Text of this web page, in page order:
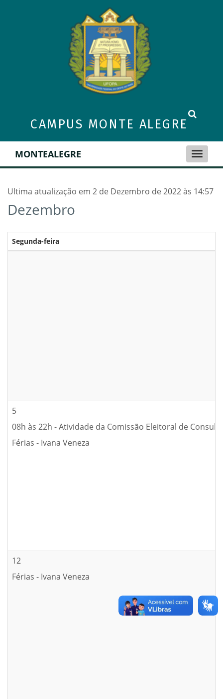
CAMPUS MONTE ALEGRE
Toggle
MONTEALEGRE
Ultima atualização em 2 de Dezembro de 2022 às 14:57
Dezembro
Segunda-feira
5
08h às 22h - Atividade da Comissão Eleitoral de Consulta
Férias - Ivana Veneza
12
Férias - Ivana Veneza